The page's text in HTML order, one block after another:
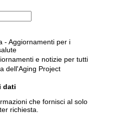
- Aggiornamenti per i
e notizie per tutti
dell'Aging Project
dati
che fornisci al solo
richiesta.